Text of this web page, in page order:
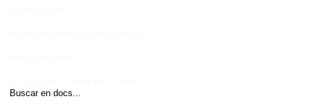
Buscar en docs...